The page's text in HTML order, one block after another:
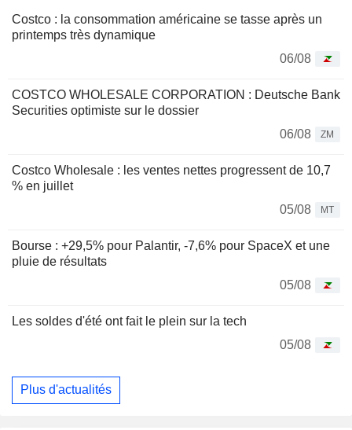
Costco : la consommation américaine se tasse après un
printemps très dynamique
06/08
COSTCO WHOLESALE CORPORATION : Deutsche Bank
Securities optimiste sur le dossier
06/08
ZM
Costco Wholesale : les ventes nettes progressent de 10,7
% en juillet
05/08
MT
Bourse : +29,5% pour Palantir, -7,6% pour SpaceX et une
pluie de résultats
05/08
Les soldes d'été ont fait le plein sur la tech
05/08
Plus d'actualités